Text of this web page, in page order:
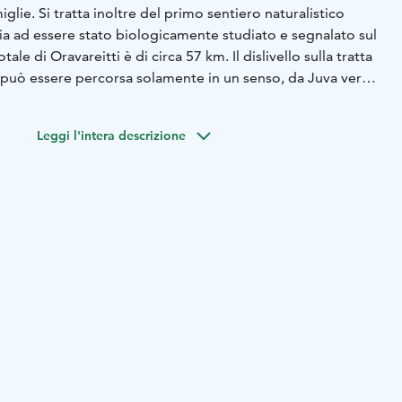
Si tratta inoltre del primo sentiero naturalistico
ad essere stato biologicamente studiato e segnalato sul
di Oravareitti è di circa 57 km. Il dislivello sulla tratta
essere percorsa solamente in un senso, da Juva verso
lontano con il proprio veicolo o in autobus. Accedere al
Leggi l'intera descrizione